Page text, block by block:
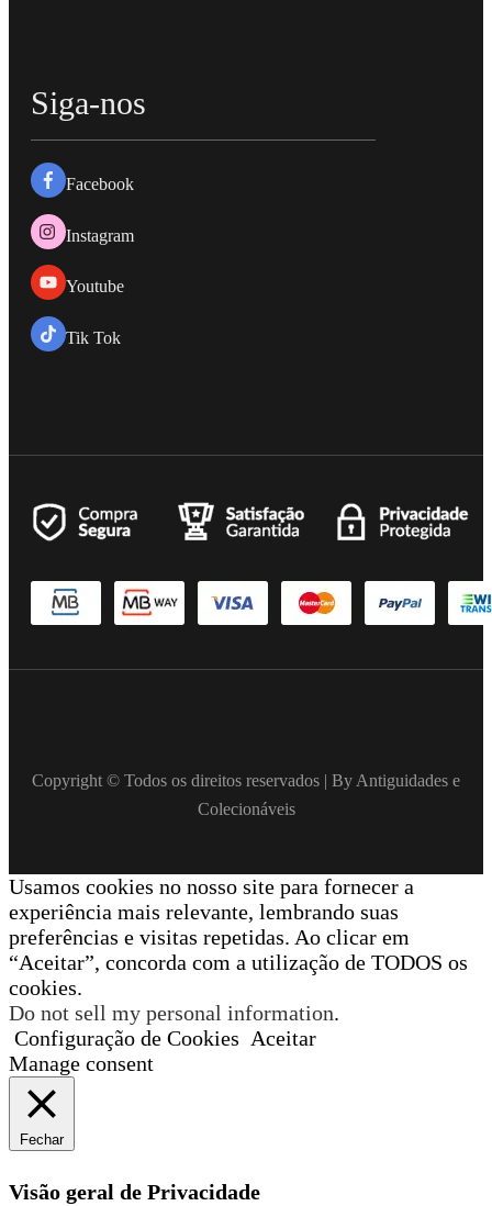
Siga-nos
Facebook
Instagram
Youtube
Tik Tok
Copyright © Todos os direitos reservados | By Antiguidades e
Colecionáveis
Usamos cookies no nosso site para fornecer a
experiência mais relevante, lembrando suas
preferências e visitas repetidas. Ao clicar em
“Aceitar”, concorda com a utilização de TODOS os
cookies.
Do not sell my personal information.
Configuração de Cookies Aceitar
Manage consent
Fechar
Visão geral de Privacidade